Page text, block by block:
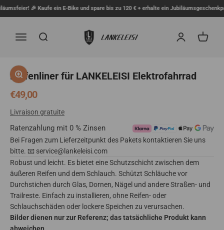
Zum Inhalt springen
🎉 Kaufe ein E-Bike und spare bis zu 120 € + erhalte ein
Menü Suche
lankeleisi.eu
Anmelden
Bild vergrößern
Reifenliner für LANKELEISI Elektrofahrrad
Angebot
€49,00
Livraison gratuite
Ratenzahlung mit 0 % Zinsen
Bei Fragen zum Lieferzeitpunkt des Pakets kontaktieren Sie uns
bitte. 📧 service@lankeleisi.com
Robust und leicht. Es bietet eine Schutzschicht zwischen dem
äußeren Reifen und dem Schlauch. Schützt Schläuche vor
Durchstichen durch Glas, Dornen, Nägel und andere Straßen- und
Trailreste. Einfach zu installieren, ohne Reifen- oder
Schlauchschäden oder lockere Speichen zu verursachen.
Bilder dienen nur zur Referenz; das tatsächliche Produkt kann